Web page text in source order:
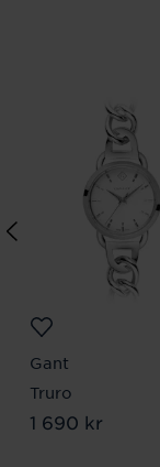
Gant
Truro
Pris:1 690 kr
1 690 kr